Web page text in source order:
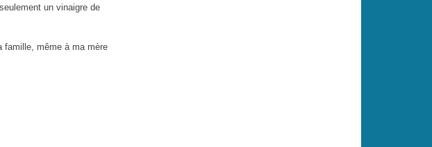
un vinaigre de
famille, même à ma mère